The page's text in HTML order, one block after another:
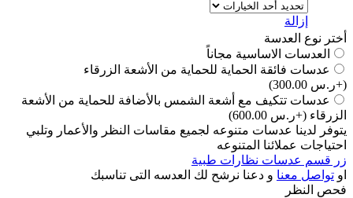
إزالة
أختر نوع العدسة
العدسات الاساسية مجاناً
عدسات فائقة الحماية للحماية من الأشعة الزرقاء
(+ر.س 300.00)
عدسات تتكيف مع أشعة الشمس بالأضافة للحماية من الأشعة
الزرقاء (+ر.س 600.00)
يتوفر لدينا عدسات متنوعه لجميع مقاسات النظر والأعمار وتلبي
احتياجات عملائنا المتنوعه
زر قسم عدسات نظارات طبية
او تواصل معنا و دعنا نرشح لك العدسه التى تناسبك
فحص النظر